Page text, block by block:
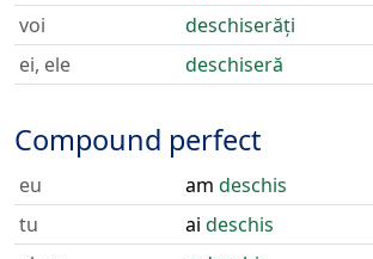
voi
deschiserăți
ei, ele
deschiseră
Compound perfect
eu am deschis
tu
ai deschis